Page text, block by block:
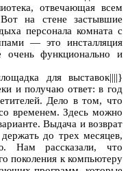
отвечающая всем
на стене застывшие
персонала комната с
— это инсталляция
очень функционально и
для выставок||||}
и получаю ответ: в год
Дело в том, что
временем. Здесь можно
Выдача и возврат
до трех месяцев,
Нам рассказали, что
поколения к компьютеру